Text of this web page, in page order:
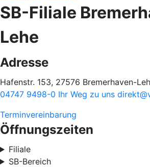
SB-Filiale
Lehe
Adresse
Hafenstr. 153, 27576 Bremerhaven-
04747 9498-0 Ihr Weg zu uns
Terminvereinbarung
Öffnungszeiten
Filiale
SB-Bereich